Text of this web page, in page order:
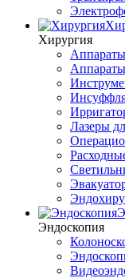
Хирургия
Лазеры
Эндоскопия